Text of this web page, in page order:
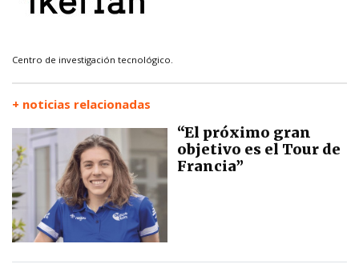
Centro de investigación tecnológico.
+ noticias relacionadas
“El próximo gran
objetivo es el Tour de
Francia”